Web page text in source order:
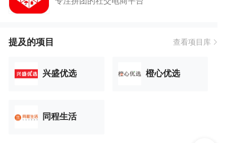
提及的项目 查看项目库
兴盛优选 橙心优选
同程生活